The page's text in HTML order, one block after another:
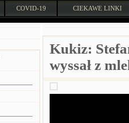
COVID-19 CIEKAWE LINKI
Kukiz:
wyssał z